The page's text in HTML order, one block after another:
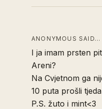
ANONYMOUS SAID…
I ja imam prsten
Areni?
Na Cvjetnom ga
10 puta prošli
P.S. žuto i mint<3